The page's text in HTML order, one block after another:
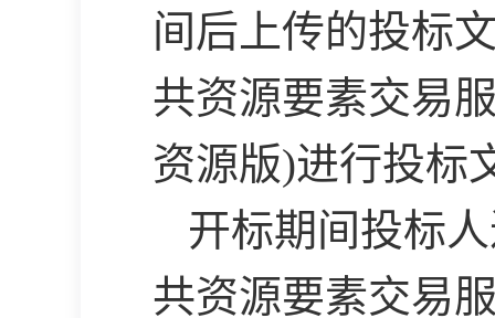
间后上传的投标
共资源要素交易
资源版)进行投标
开标期间投标
共资源要素交易